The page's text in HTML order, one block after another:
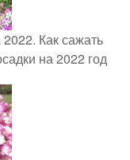
Как сажать
на 2022 год